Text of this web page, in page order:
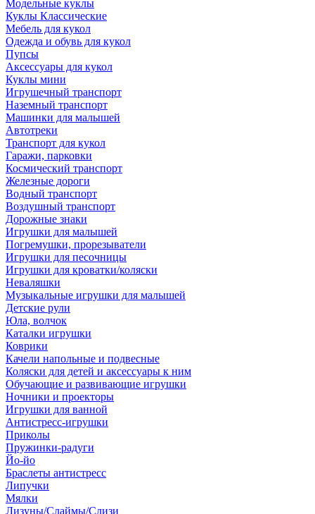
Модельные куклы
Куклы Классические
Мебель для кукол
Одежда и обувь для кукол
Пупсы
Аксессуары для кукол
Куклы мини
Игрушечный транспорт
Наземный транспорт
Машинки для малышей
Автотреки
Транспорт для кукол
Гаражи, парковки
Космический транспорт
Железные дороги
Водный транспорт
Воздушный транспорт
Дорожные знаки
Игрушки для малышей
Погремушки, прорезыватели
Игрушки для песочницы
Игрушки для кроватки/коляски
Неваляшки
Музыкальные игрушки для малышей
Детские рули
Юла, волчок
Каталки игрушки
Коврики
Качели напольные и подвесные
Коляски для детей и аксессуары к ним
Обучающие и развивающие игрушки
Ночники и проекторы
Игрушки для ванной
Антистресс-игрушки
Приколы
Пружинки-радуги
Йо-йо
Браслеты антистресс
Липучки
Мялки
Лизуны/Слаймы/Слизи